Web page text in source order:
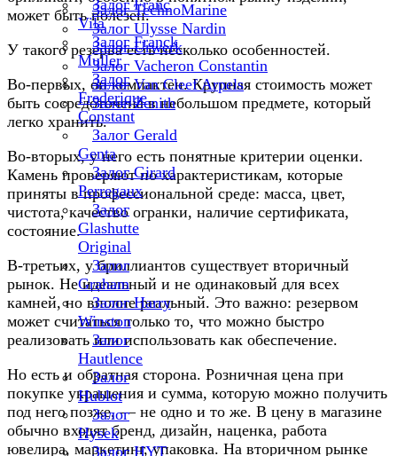
Залог TechnoMarine
Залог Ulysse Nardin
Залог Urwerk
Залог Vacheron Constantin
Залог Van Cleef Arpels
Залог Zenith
Залог Franc
Vila
Залог Franck
Muller
Залог
Frederique
Constant
Залог Gerald
Genta
Залог Girard
Perregaux
Залог
Glashutte
Original
Залог
Graham
Залог Harry
Winston
Залог
Hautlence
Залог
Hublot
Залог
Hysek
Залог HYT
может быть полезен.
У такого резерва есть несколько особенностей.
Во-первых, он компактен. Крупная стоимость может
быть сосредоточена в небольшом предмете, который
легко хранить.
Во-вторых, у него есть понятные критерии оценки.
Камень проверяют по характеристикам, которые
приняты в профессиональной среде: масса, цвет,
чистота, качество огранки, наличие сертификата,
состояние.
В-третьих, у бриллиантов существует вторичный
рынок. Не идеальный и не одинаковый для всех
камней, но вполне реальный. Это важно: резервом
может считаться только то, что можно быстро
реализовать или использовать как обеспечение.
Но есть и обратная сторона. Розничная цена при
покупке украшения и сумма, которую можно получить
под него позже, — не одно и то же. В цену в магазине
обычно входят бренд, дизайн, наценка, работа
ювелира, маркетинг, упаковка. На вторичном рынке